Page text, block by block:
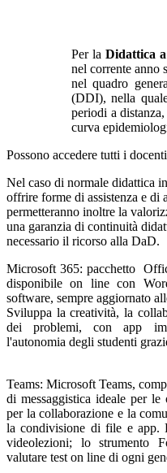
Per la Didattica
nel corrente anno
nel quadro
(DDI), nella
periodi a
curva
Possono accedere tutti i
Nel caso di normale didattica
offrire forme di assistenza e
permetteranno inoltre la
una garanzia di continuità
necessario il ricorso alla DaD.
Microsoft 365: pacchetto
disponibile on line con
software, sempre aggiornato
Sviluppa la creatività, la
dei problemi, con app
l'autonomia degli studenti
Teams: Microsoft Teams,
di messaggistica ideale per
per la collaborazione e la
la condivisione di file e app.
videolezioni; lo strumento
valutare test on line di ogni